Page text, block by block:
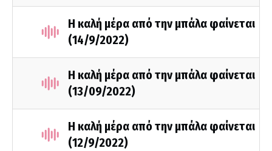
Η καλή μέρα από την μπάλα φαίνεται
(14/9/2022)
Η καλή μέρα από την μπάλα φαίνεται
(13/09/2022)
Η καλή μέρα από την μπάλα φαίνεται
(12/9/2022)